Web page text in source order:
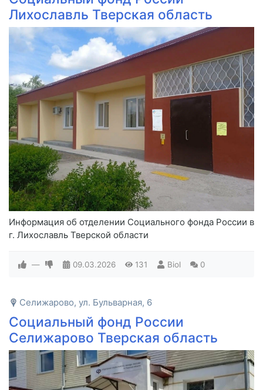
Лихославль Тверская область
Информация об отделении Социального фонда России в
г. Лихославль Тверской области
— 09.03.2026 131 Biol 0
Селижарово, ул. Бульварная, 6
Социальный фонд России
Селижарово Тверская область